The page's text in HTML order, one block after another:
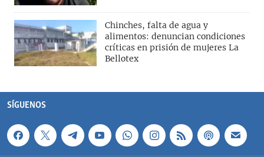
Chinches, falta de agua y
alimentos: denuncian condiciones
críticas en prisión de mujeres La
Bellotex
SÍGUENOS